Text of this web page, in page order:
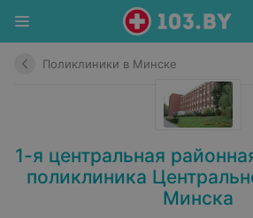
Поликлиники в Минске
1-я центральная
поликлиника
Минска